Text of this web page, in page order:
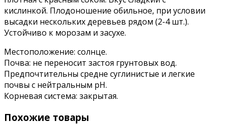
кислинкой. Плодоношение обильное, при условии
высадки нескольких деревьев рядом (2-4 шт.).
Устойчиво к морозам и засухе.
Местоположение: солнце.
Почва: не переносит застоя грунтовых вод.
Предпочтительны средне суглинистые и легкие
почвы с нейтральным pH.
Корневая система: закрытая.
Похожие товары